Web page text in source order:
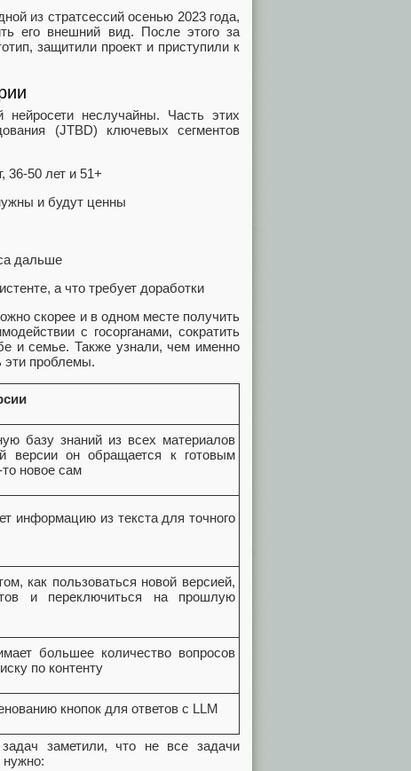
из стратсессий осенью 2023 года,
его внешний вид. После этого за
защитили проект и приступили к
неслучайны. Часть этих
(JTBD) ключевых сегментов
36-50 лет и 51+
и будут ценны
дальше
а что требует доработки
скорее и в одном месте получить
с госорганами, сократить
и семье. Также узнали, чем именно
проблемы.
базу знаний из всех материалов
версии он обращается к готовым
то новое сам
информацию из текста для точного
как пользоваться новой версией,
и переключиться на прошлую
большее количество вопросов
по контенту
кнопок для ответов с LLM
заметили, что не все задачи
нужно: